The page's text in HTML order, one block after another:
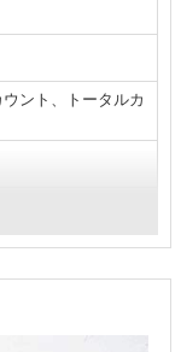
ント、トータルカ